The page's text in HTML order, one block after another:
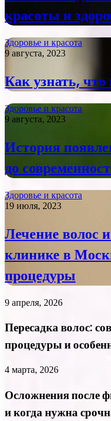
красоты и
Здоровье и красота
9 августа, 2023
Как узнать,
Здоровье и красота
9 августа, 2023
История
до
Здоровье и красота
19 июля, 2023
Лечение волос
клинике в
процедуры
9 апреля, 2026
Пересадка волос:
процедуры и
4 марта, 2026
Осложнения после
и когда нужна